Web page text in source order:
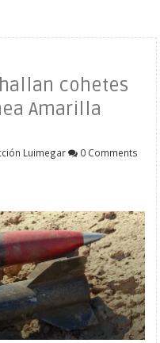
cohetes
Amarilla
Luimegar 0 Comments